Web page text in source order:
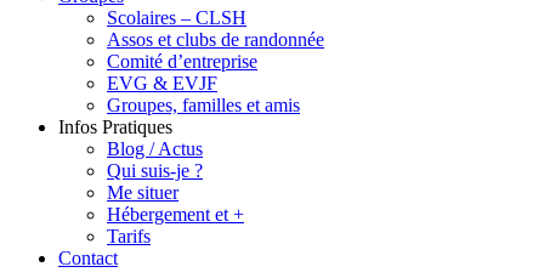
Scolaires – CLSH
Assos et clubs de randonnée
Comité d’entreprise
EVG & EVJF
Groupes, familles et amis
Infos Pratiques
Blog / Actus
Qui suis-je ?
Me situer
Hébergement et +
Tarifs
Contact